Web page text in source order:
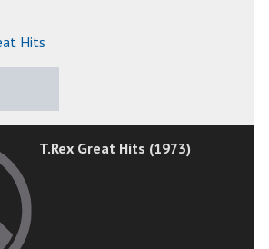
Hits
T.Rex Great Hits (1973)